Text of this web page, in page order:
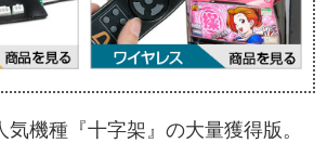
機種『十字架』の大量獲得版。